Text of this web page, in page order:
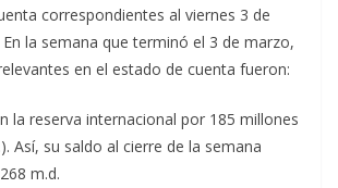
correspondientes al viernes 3 de
la semana que terminó el 3 de marzo,
en el estado de cuenta fueron:
la reserva internacional por 185 millones
Así, su saldo al cierre de la semana
m.d.